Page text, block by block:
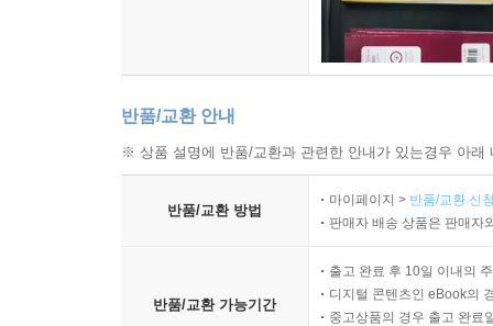
반품/교환 안내
※ 상품 설명에 반품/교환과 관련한 안내가 있는경우 아
반품/교환 방법
마이페이지 > 반품/교환 신
판매자 배송 상품은 판매자
반품/교환 가능기간
출고 완료 후 10일 이내의
디지털 콘텐츠인 eBook의
중고상품의 경우 출고 완료